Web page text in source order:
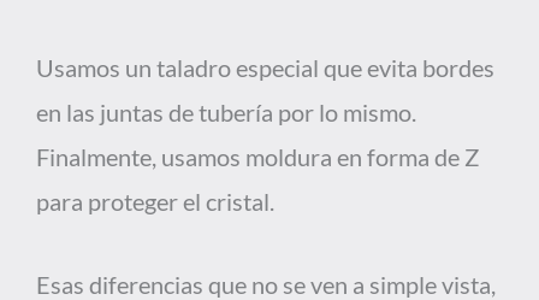
Usamos un taladro especial que evita bordes
en las juntas de tubería por lo mismo.
Finalmente, usamos moldura en forma de Z
para proteger el cristal.
Esas diferencias que no se ven a simple vista,